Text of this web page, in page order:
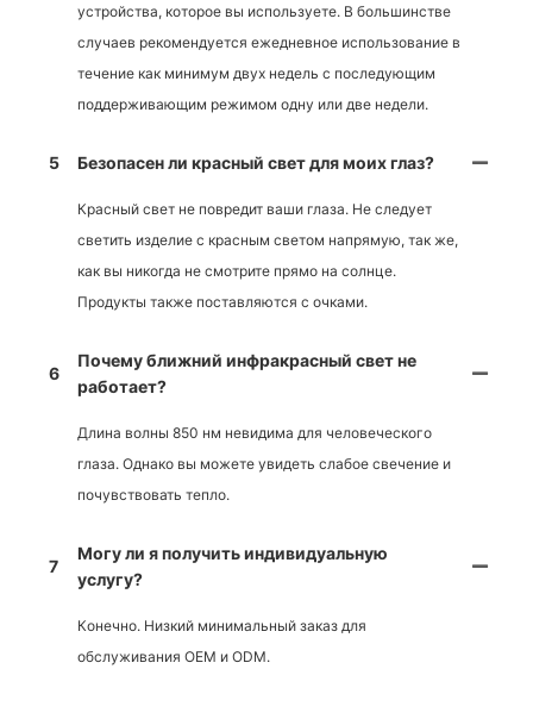
устройства, которое вы используете. В большинстве
случаев рекомендуется ежедневное использование в
течение как минимум двух недель с последующим
поддерживающим режимом одну или две недели.
5 Безопасен ли красный свет для моих глаз?
Красный свет не повредит ваши глаза. Не следует
светить изделие с красным светом напрямую, так же,
как вы никогда не смотрите прямо на солнце.
Продукты также поставляются с очками.
6
Почему ближний инфракрасный свет не
работает?
Длина волны 850 нм невидима для человеческого
глаза. Однако вы можете увидеть слабое свечение и
почувствовать тепло.
7
Могу ли я получить индивидуальную
услугу?
Конечно. Низкий минимальный заказ для
обслуживания OEM и ODM.